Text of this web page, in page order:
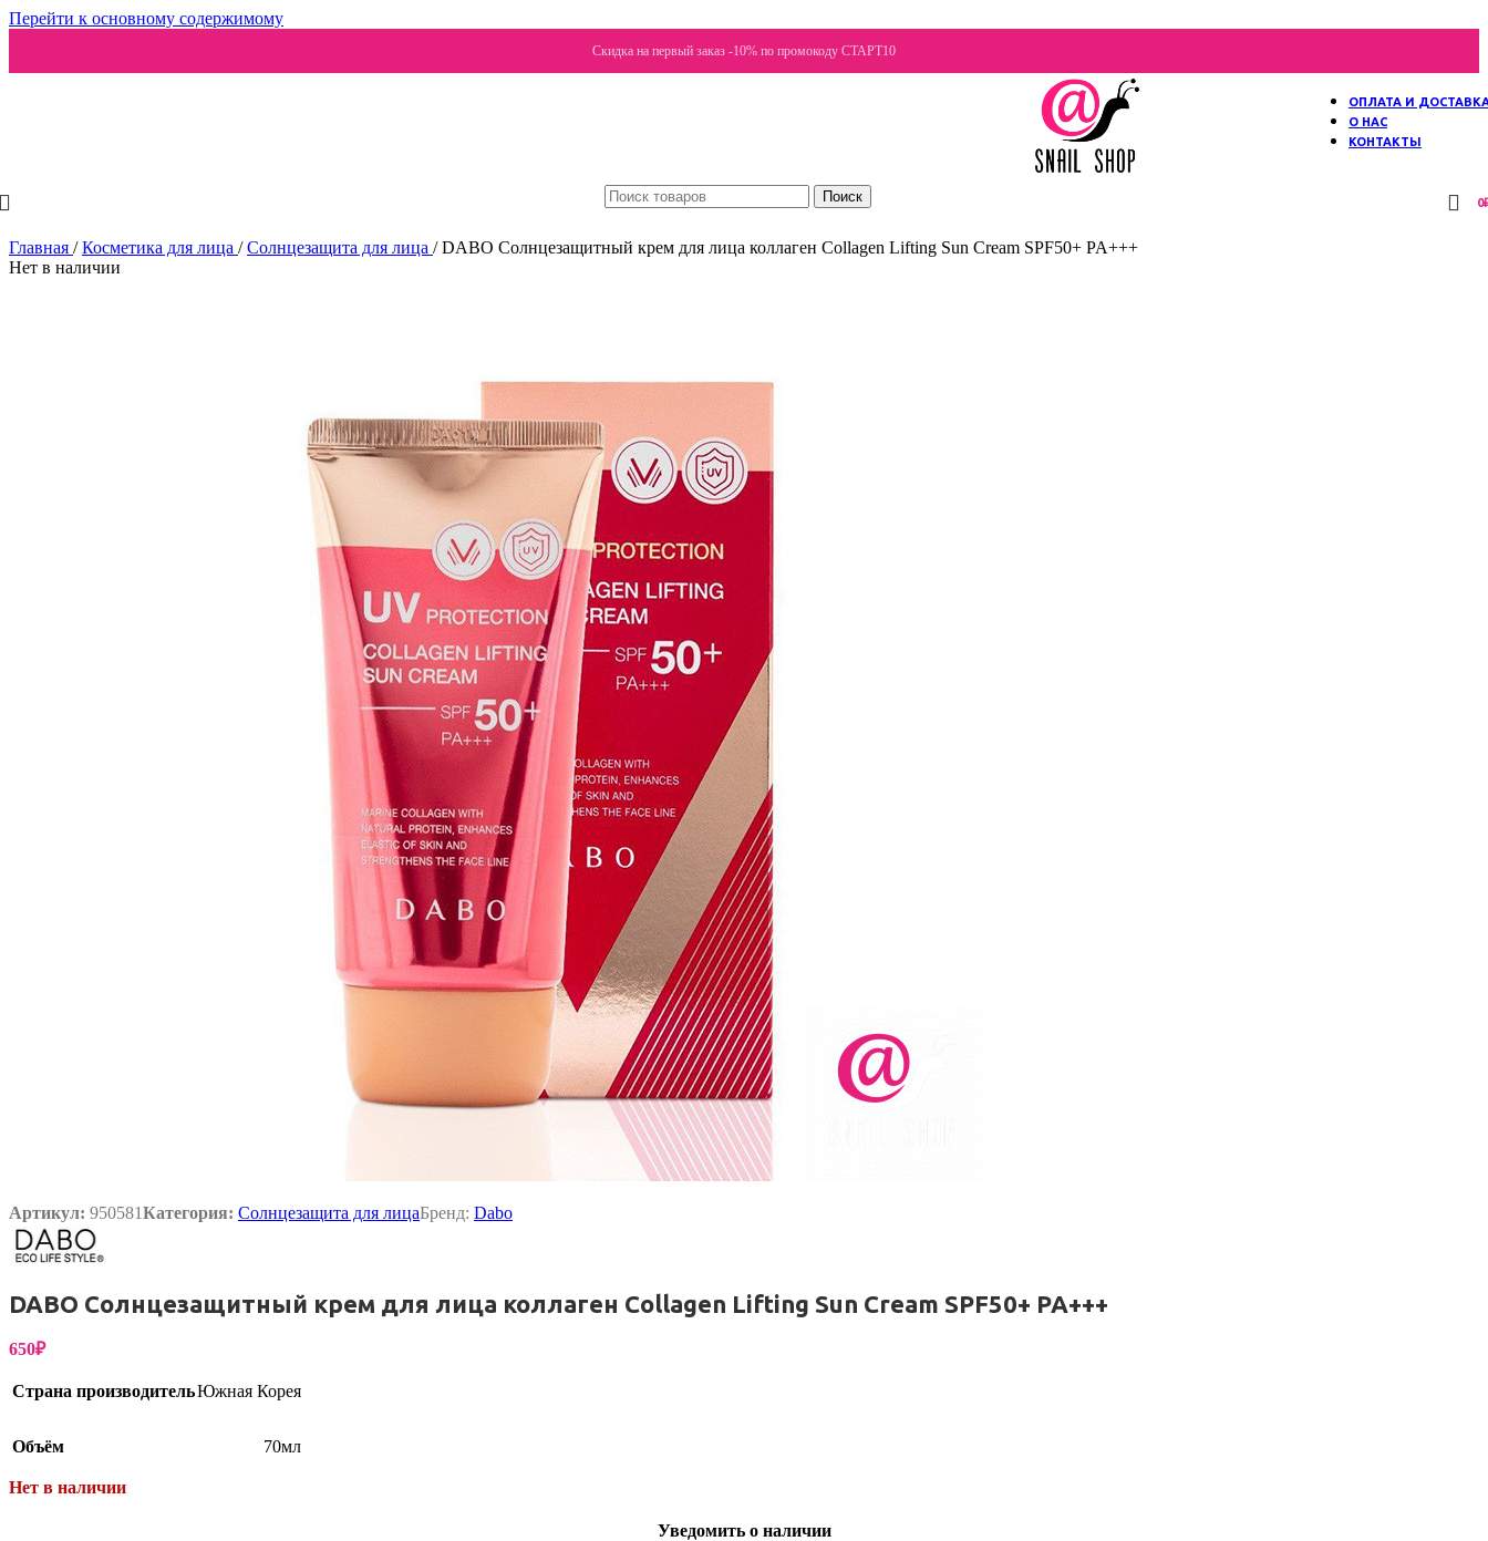
Перейти к основному содержимому
Скидка на первый заказ -10% по промокоду СТАРТ10
ОПЛАТА И
О НАС
КОНТАКТЫ
Поиск 0
Главная / Косметика для лица / Солнцезащита для лица / DABO Солнцезащитный крем для лица коллаген Collagen Lifting Sun Cream SPF50+ PA+++
Нет в наличии
Артикул: 950581Категория: Солнцезащита для лицаБренд: Dabo
DABO Солнцезащитный крем для лица коллаген Collagen Lifting Sun Cream SPF50+ PA+++
650₽
Страна производительЮжная Корея
Объём 70мл
Нет в наличии
Уведомить о наличии